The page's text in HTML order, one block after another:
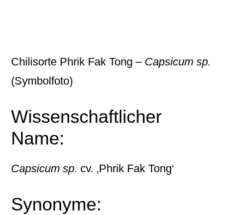
Chilisorte Phrik Fak Tong – Capsicum sp.
(Symbolfoto)
Wissenschaftlicher
Name:
Capsicum sp. cv. ‚Phrik Fak Tong‘
Synonyme: